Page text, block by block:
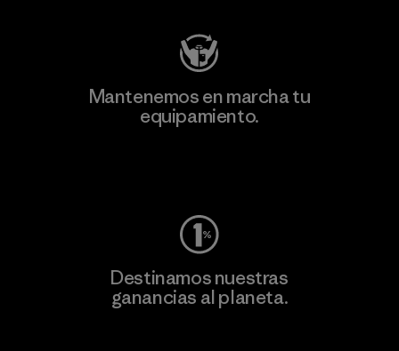
Mantenemos en marcha tu
equipamiento.
Destinamos nuestras
ganancias al planeta.